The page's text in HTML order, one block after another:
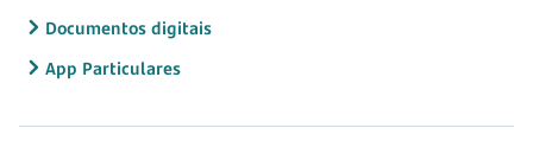
Documentos digitais
App Particulares